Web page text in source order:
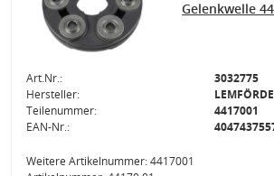
Gelenkwelle
Art.Nr.:
3032775
Hersteller:
Teilenummer:
4417001
EAN-Nr.:
Weitere Artikelnummer: 4417001